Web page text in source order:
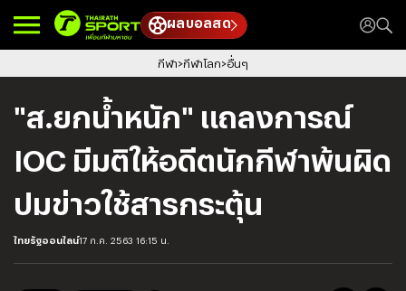
ผลบอลสด
กีฬา กีฬาโลก อื่นๆ
"ส.ยกน้ำหนัก" แถลงการณ์
IOC มีมติให้อดีตนักกีฬาพ้นผิด
ปมข่าวใช้สารกระตุ้น
ไทยรัฐออนไลน์17 ก.ค. 2563 16:15 น.